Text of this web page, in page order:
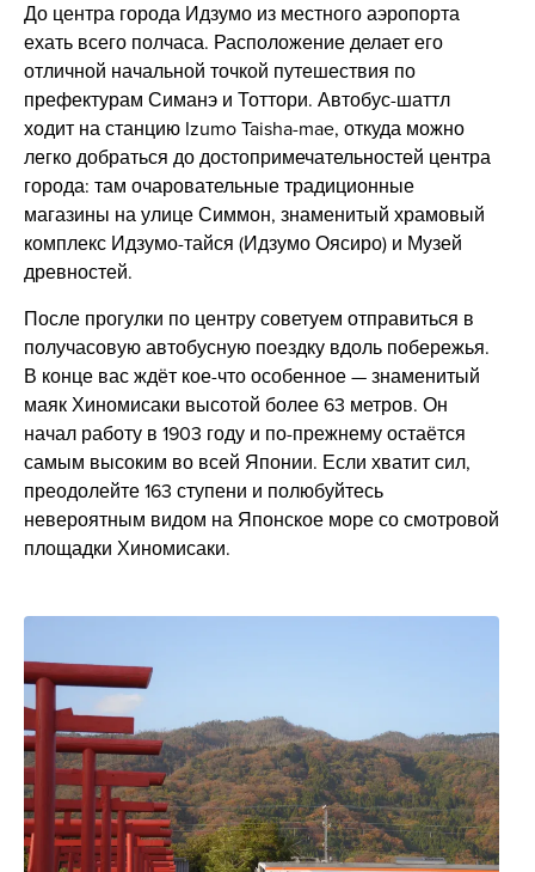
До центра города Идзумо из местного аэропорта
ехать всего полчаса. Расположение делает его
отличной начальной точкой путешествия по
префектурам Симанэ и Тоттори. Автобус-шаттл
ходит на станцию Izumo Taisha-mae, откуда можно
легко добраться до достопримечательностей центра
города: там очаровательные традиционные
магазины на улице Симмон, знаменитый храмовый
комплекс Идзумо-тайся (Идзумо Оясиро) и Музей
древностей.
После прогулки по центру советуем отправиться в
получасовую автобусную поездку вдоль побережья.
В конце вас ждёт кое-что особенное — знаменитый
маяк Хиномисаки высотой более 63 метров. Он
начал работу в 1903 году и по-прежнему остаётся
самым высоким во всей Японии. Если хватит сил,
преодолейте 163 ступени и полюбуйтесь
невероятным видом на Японское море со смотровой
площадки Хиномисаки.